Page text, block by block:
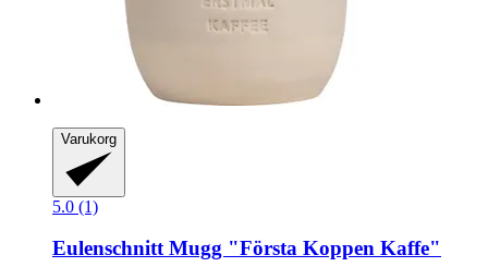
Varukorg
5.0 (1)
EulenschnittMugg "Första Koppen Kaffe"